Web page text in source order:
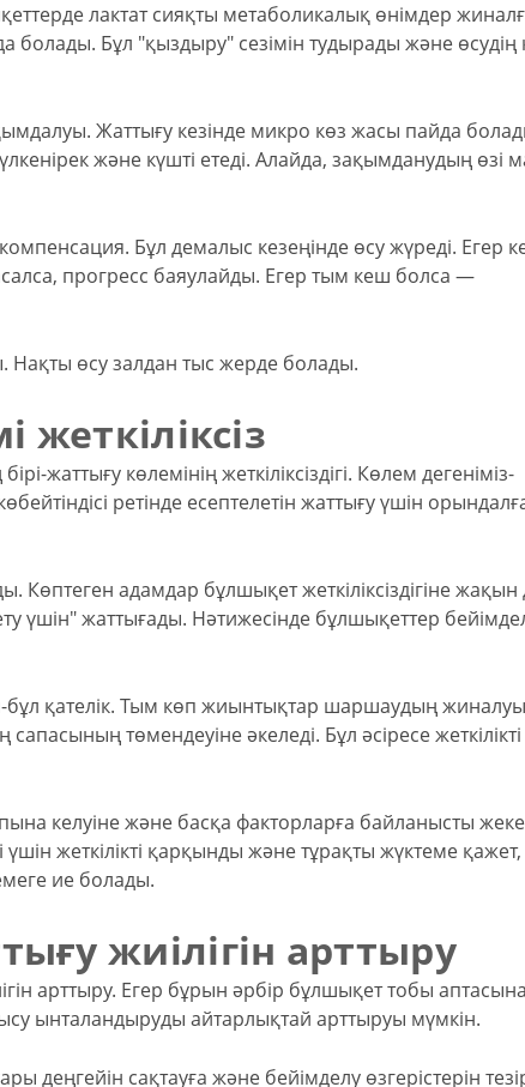
лактат сияқты метаболикалық өнімдер
болады. Бұл "қыздыру" сезімін тудырады және
Жаттығу кезінде микро көз жасы пайда
және күшті етеді. Алайда, зақымданудың өзі
Бұл демалыс кезеңінде өсу жүреді. Егер
прогресс баяулайды. Егер тым кеш болса —
өсу залдан тыс жерде болады.
жаттығу көлемінің жеткіліксіздігі. Көлем дегеніміз-
ретінде есептелетін жаттығу үшін
Көптеген адамдар бұлшықет жеткіліксіздігіне жақын
жаттығады. Нәтижесінде бұлшықеттер
қателік. Тым көп жиынтықтар шаршаудың
төмендеуіне әкеледі. Бұл әсіресе жеткілікті
келуіне және басқа факторларға байланысты жеке
жеткілікті қарқынды және тұрақты жүктеме
ие болады.
жиілігін арттыру
арттыру. Егер бұрын әрбір бұлшықет тобы
ынталандыруды айтарлықтай арттыруы мүмкін.
деңгейін сақтауға және бейімделу өзгерістерін